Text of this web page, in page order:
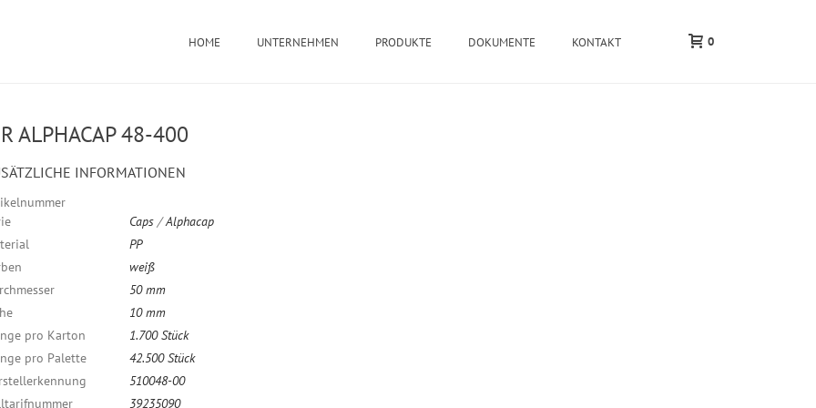
HOME UNTERNEHMEN PRODUKTE DOKUMENTE KONTAKT 0
ALPHACAP 48-400
INFORMATIONEN
Caps/Alphacap
PP
weiß
50 mm
10 mm
pro Karton
1.700 Stück
pro Palette
42.500 Stück
510048-00
39235090